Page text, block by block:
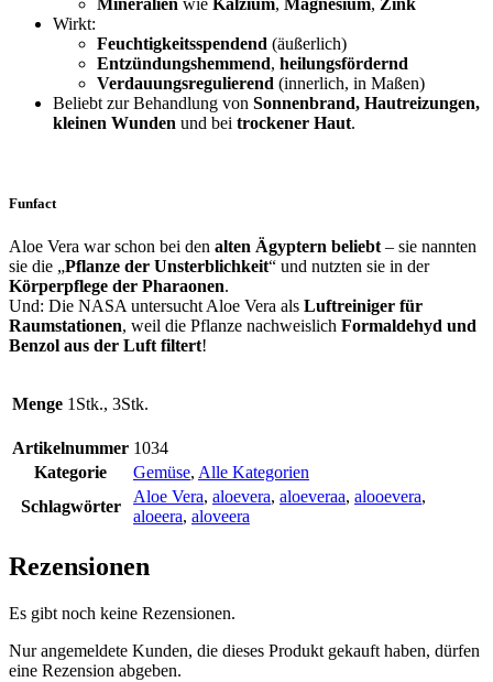
Mineralien wie Kalzium, Magnesium, Zink
Wirkt:
Feuchtigkeitsspendend (äußerlich)
Entzündungshemmend, heilungsfördernd
Verdauungsregulierend (innerlich, in Maßen)
Beliebt zur Behandlung von Sonnenbrand, Hautreizungen,
kleinen Wunden und bei trockener Haut.
Funfact
Aloe Vera war schon bei den alten Ägyptern beliebt – sie nannten
sie die „Pflanze der Unsterblichkeit“ und nutzten sie in der
Körperpflege der Pharaonen.
Und: Die NASA untersucht Aloe Vera als Luftreiniger für
Raumstationen, weil die Pflanze nachweislich Formaldehyd und
Benzol aus der Luft filtert!
Menge 1Stk., 3Stk.
Artikelnummer 1034
Kategorie
Gemüse, Alle Kategorien
Schlagwörter
Aloe Vera, aloevera, aloeveraa, alooevera,
aloeera, aloveera
Rezensionen
Es gibt noch keine Rezensionen.
Nur angemeldete Kunden, die dieses Produkt gekauft haben, dürfen
eine Rezension abgeben.